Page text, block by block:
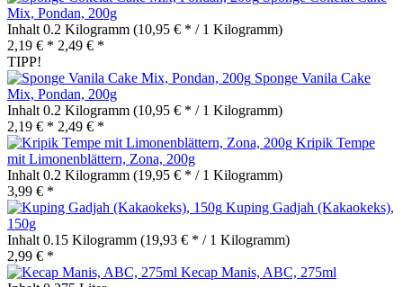
Mix, Pondan, 200g
Inhalt 0.2 Kilogramm (10,95 € * / 1 Kilogramm)
2,19 € * 2,49 € *
TIPP!
Sponge Vanila Cake
Mix, Pondan, 200g
Inhalt 0.2 Kilogramm (10,95 € * / 1 Kilogramm)
2,19 € * 2,49 € *
Kripik Tempe
mit Limonenblättern, Zona, 200g
Inhalt 0.2 Kilogramm (19,95 € * / 1 Kilogramm)
3,99 € *
Kuping Gadjah (Kakaokeks),
150g
Inhalt 0.15 Kilogramm (19,93 € * / 1 Kilogramm)
2,99 € *
Kecap Manis, ABC, 275ml